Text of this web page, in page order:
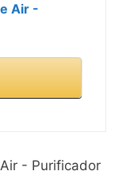
Air -
- Purificador